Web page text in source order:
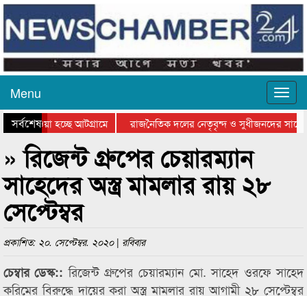
Menu
সর্বশেষ
যাওয়া হচ্ছে আটগ্রামে
রাজনৈতিক দলের নেতৃবৃন্দ ও সুধীজনদের সাথে
পুরস্কার বিতরণ সম্পন্ন
» রিজেন্ট গ্রুপের চেয়ারম্যান
সাহেদের অস্ত্র মামলার রায় ২৮
সেপ্টেম্বর
প্রকাশিত: ২০. সেপ্টেম্বর. ২০২০ | রবিবার
চেম্বার ডেস্ক::রিজেন্ট গ্রুপের চেয়ারম্যান মো. সাহেদ ওরফে সাহেদ
করিমের বিরুদ্ধে দায়ের করা অস্ত্র মামলার রায় আগামী ২৮ সেপ্টেম্বর